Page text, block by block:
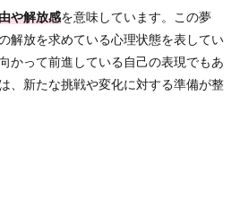
や解放感を意味しています。この夢
解放を求めている心理状態を表してい
かって前進している自己の表現でもあ
、新たな挑戦や変化に対する準備が整